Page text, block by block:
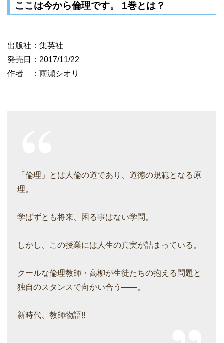
ここは今から倫理です。 1巻とは？
出版社：集英社
発売日：2017/11/22
作者 ：雨瀬シオリ
「倫理」とは人倫の道であり、道徳の規範となる原
理。
学ばずとも将来、困る事はない学問。
しかし、この授業には人生の真実が詰まっている。
クールな倫理教師・高柳が生徒たちの抱える問題と
独自のスタンスで向かい合う――。
新時代、教師物語!!